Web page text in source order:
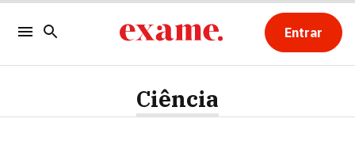
Entrar
Ciência